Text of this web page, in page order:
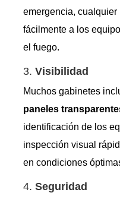
emergencia,
fácilmente a los
el fuego.
3. Visibilidad
Muchos gabinetes
paneles
identificación de los
inspección visual
en condiciones
4. Seguridad